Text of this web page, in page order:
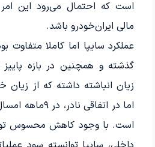
است که احتمال می‌رود این
مالی ایران‌خودرو باشد.
گذشته و همچنین در بازه
زیان انباشته داشته که از
اما در اتفاقی
است. با وجود کاهش محسوس